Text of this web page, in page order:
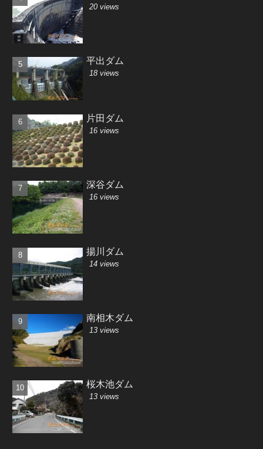
20 views
平出ダム
18 views
片田ダム
16 views
深谷ダム
16 views
揚川ダム
14 views
南相木ダム
13 views
桜木池ダム
13 views